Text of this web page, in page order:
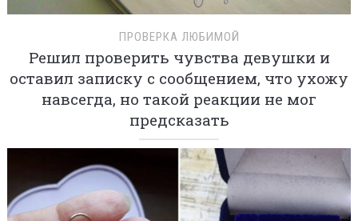
ПРОВЕРКА ЛЮБИМОЙ
Решил проверить чувства девушки и
оставил записку с сообщением, что ухожу
навсегда, но такой реакции не мог
предсказать